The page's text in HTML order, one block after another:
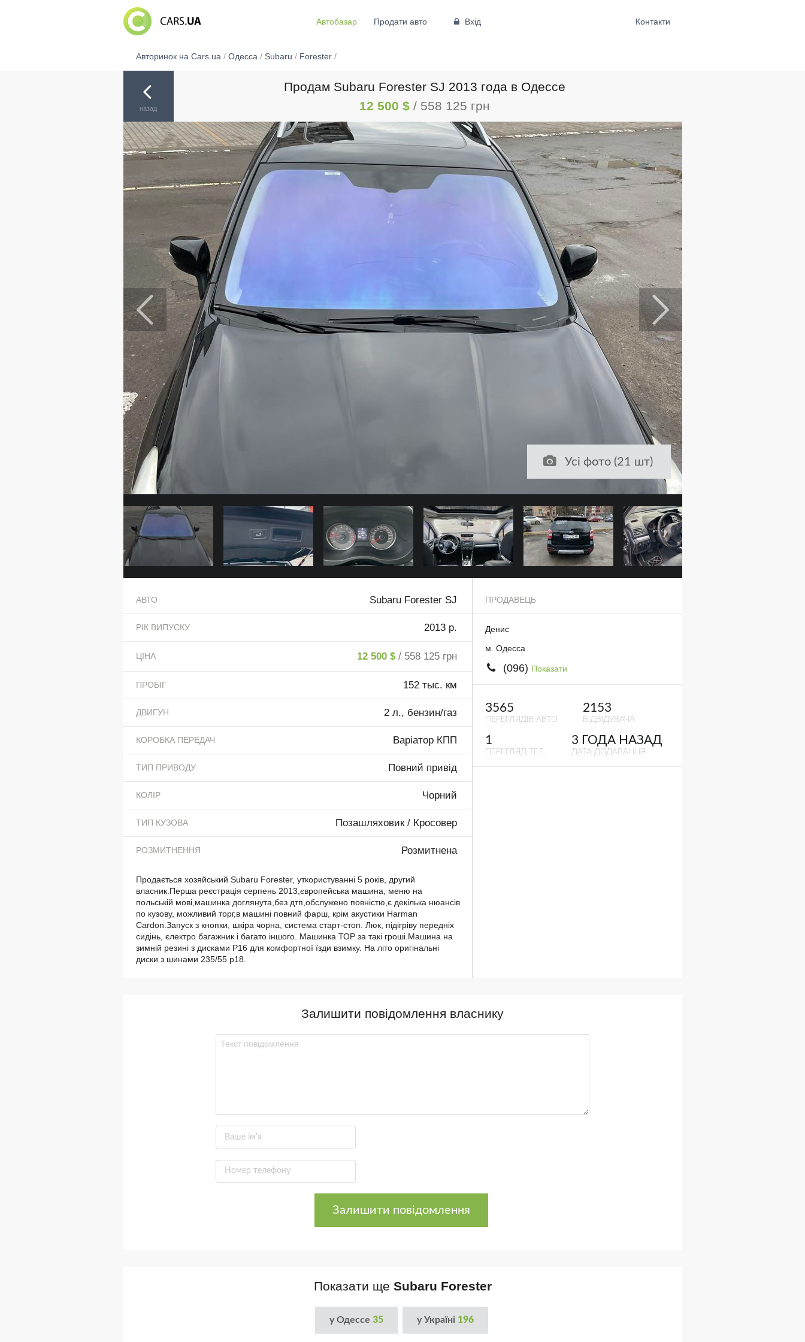
Автобазар Продати авто Вхід Контакти
Авторинок на Cars.ua / Одесса / Subaru / Forester/
назад
Продам Subaru Forester SJ 2013 года в Одессе
12 500 $ / 558 125 грн
Усі фото (21 шт)
АВТО Subaru Forester SJ
РІК ВИПУСКУ 2013 р.
ЦІНА 12 500 $ / 558 125 грн
ПРОБІГ 152 тыс. км
ДВИГУН 2 л., бензин/газ
КОРОБКА ПЕРЕДАЧ Варіатор КПП
ТИП ПРИВОДУ Повний привід
КОЛІР Чорний
ТИП КУЗОВА Позашляховик / Кросовер
РОЗМИТНЕННЯ Розмитнена
Продається хозяйський Subaru Forester, уткористуванні 5 років, другий
власник.Перша реєстрація серпень 2013,європейська машина, меню на
польській мові,машинка доглянута,без дтп,обслужено повністю,є декілька нюансів
по кузову, можливий торг,в машині повний фарш, крім акустики Harman
Cardon.Запуск з кнопки, шкіра чорна, система старт-стоп. Люк, підігріву передніх
сидінь, єлектро багажник і багато іншого. Машинка ТОР за такі гроші.Машина на
зимній резині з дисками Р16 для комфортної їзди взимку. На літо оригінальні
диски з шинами 235/55 р18.
ПРОДАВЕЦЬ
Денис
м. Одесса
(096) Показати
3565
ПЕРЕГЛЯДІВ АВТО
2153
ВІДВІДУВАЧА
1
ПЕРЕГЛЯД ТЕЛ.
3 ГОДА НАЗАД
ДАТА ДОДАВАННЯ
Залишити повідомлення власнику
Залишити повідомлення
Показати ще Subaru Forester
у Одессе 35 у Україні 196